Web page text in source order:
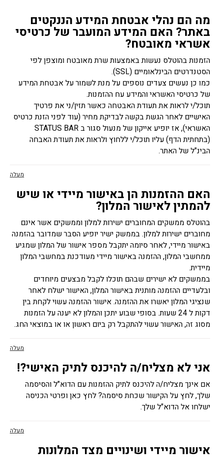
מה הם נהלי אבטחת המידע הננקטים
באתר? האם המידע המועבר של כרטיסי
אשראי מאובטח?
הזמנות בהוטלס נעשות באמצעות שרת מאובטח ומוצפן לפי
הסטנדרטים הבינלאומיים (SSL).
כמו כן נעשים צעדים נוספים על מנת לשמור על אבטחת המידע
של כרטיסי האשראי והמידע עח ההזמנות.
תוכל/י לראות את תעודת האבטחה כאשר תזין/ני את פרטיך
האישיים לאחר הגשת בקשה לבדיקת מחיר (עוד לפני הזנת כרטיס
האשראי), אז יופיע אייקון של מנעול סגור ב STATUS BAR
(בתחתית הדף) עליו תוכל/י ללחוץ ולראות את תעודת האבחה
הבינ"ל של האתר.
מעלה
האם ההזמנות הן באישור מיידי או שיש
להמתין לאישור המלון?
בהוטלס ממשקים המחוברים ישירות למלון וממשקים אשר אינם
מחוברים ישירות למלון. בממשק ישיר יופיע הסבר שמדובר בהזמנה
באישור מיידי, לאחר סיומה יתקבל מספר אישור של המלון שמגיע
ממחשבי המלון, ההזמנה באישור מיידי מעודכנת במחשבי המלון
מיידית.
בממשקים לא ישירים שבהם תוכלו לקבל מבצעים מיוחדים
ובלעדיים ההזמנה מותנית באישור המלון, האישור ישלח לאחר
שנציגי המלון יאשרו את ההזמנה. אישור ההזמנה עשוי לקחת בין
דקות ל 24 שעות. בסופי שבוע יתכן והמלון לא יענה על הזמנות
מסוג זה, האישור עשוי להתקבל רק ביום ראשון או או במוצאי החג.
מעלה
אני לא מצליח/ה להיכנס לתיק האישי?!
אם אינך מצליח/ה להיכנס לתיק ההזמנות עם הדוא"ל והסיסמה
שלך, לחץ על הקישור שכחת סיסמה? לחץ כאן ופרטי הכניסה
ישלחו אל הדוא"ל שלך.
מעלה
אישור מיידי ושינויים מצד המלונות